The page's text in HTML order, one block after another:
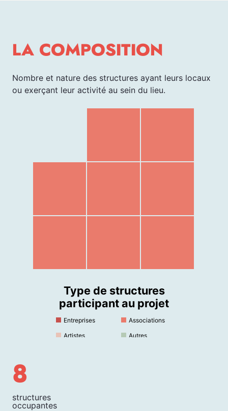
LA COMPOSITION
Nombre et nature des structures ayant leurs locaux
ou exerçant leur activité au sein du lieu.
Type de structures
participant au projet
Entreprises
Associations
Artistes
Autres
8
structures
occupantes